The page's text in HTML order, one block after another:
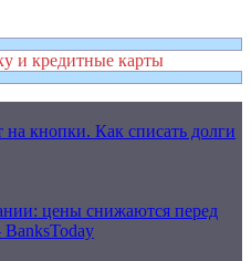
и кредитные карты
кнопки. Как списать долги
цены снижаются перед